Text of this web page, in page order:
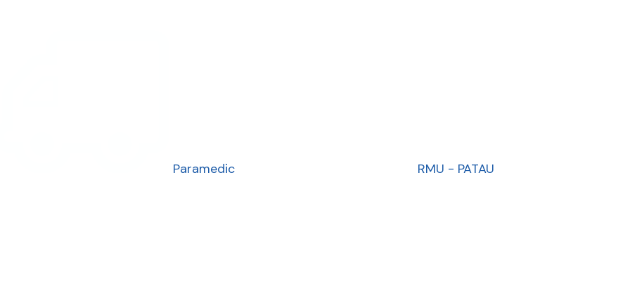
Paramedic RMU - PATAU